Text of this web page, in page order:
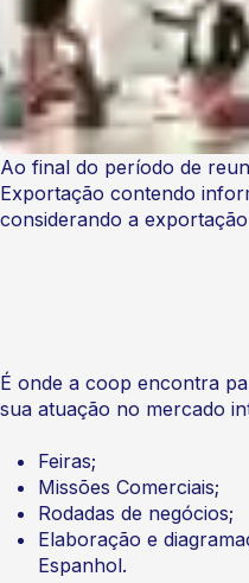
Ao final do período de
Exportação contendo
considerando a
É onde a coop encontra
sua atuação no mercado
Feiras;
Missões Comerciais;
Rodadas de negócios;
Elaboração e
Espanhol.